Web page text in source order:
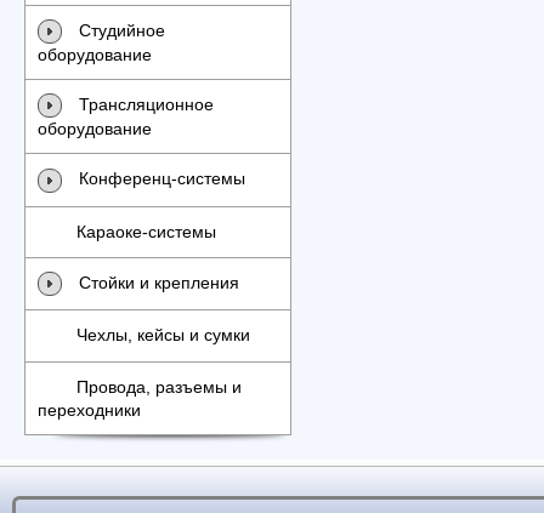
Студийное
оборудование
Трансляционное
оборудование
Конференц-системы
Караоке-системы
Стойки и крепления
Чехлы, кейсы и сумки
Провода, разъемы и
переходники